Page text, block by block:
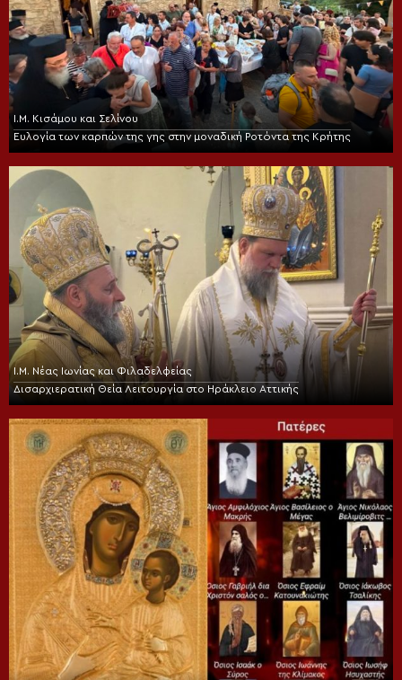
Ι.Μ. Κισάμου και Σελίνου
Ευλογία των καρπών της γης στην μοναδική Ροτόντα της Κρήτης
Ι.Μ. Νέας Ιωνίας και Φιλαδελφείας
Δισαρχιερατική Θεία Λειτουργία στο Ηράκλειο Αττικής